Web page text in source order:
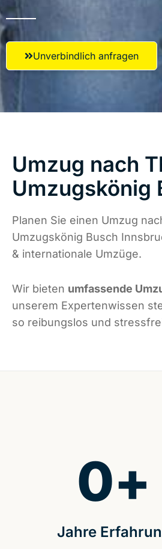
Unverbindlich anfragen
Umzug nach
Umzugskönig
Planen Sie einen Umzug
Umzugskönig Busch
& internationale Umzüge.
Wir bieten umfassende
unserem Expertenwissen
so reibungslos und
Jahre
0+